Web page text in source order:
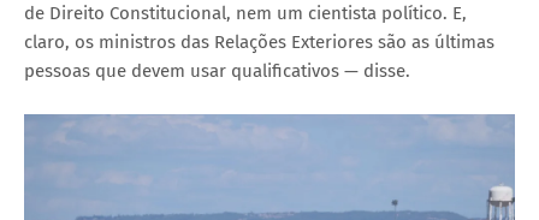
de Direito Constitucional, nem um cientista político. E,
claro, os ministros das Relações Exteriores são as últimas
pessoas que devem usar qualificativos — disse.